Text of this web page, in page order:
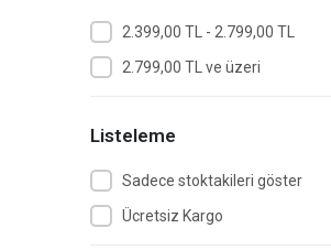
2.399,00 TL - 2.799,00 TL
2.799,00 TL ve üzeri
Listeleme
Sadece stoktakileri göster
Ücretsiz Kargo